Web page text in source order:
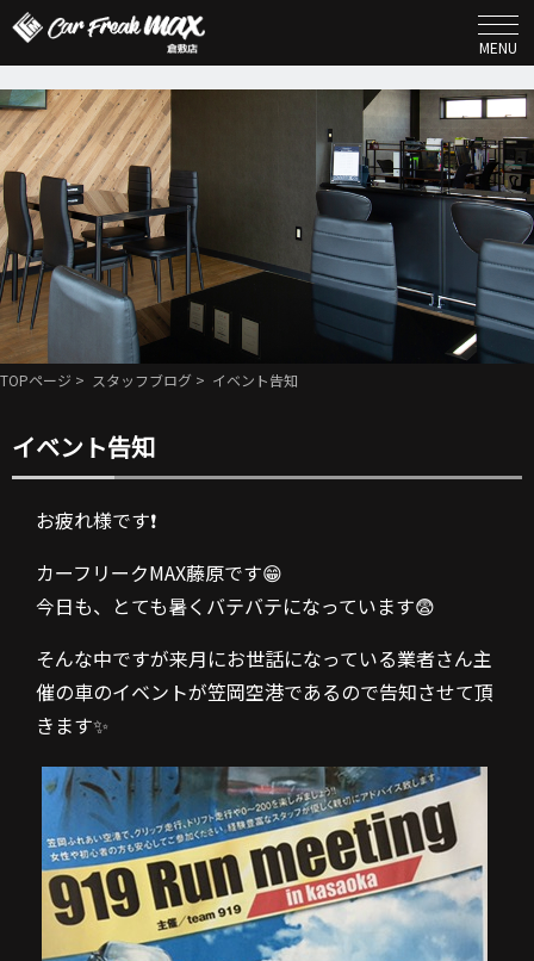
MENU
TOPページ > スタッフブログ > イベント告知
イベント告知
お疲れ様です❗️
カーフリークMAX藤原です😁
今日も、とても暑くバテバテになっています😨
そんな中ですが来月にお世話になっている業者さん主
催の車のイベントが笠岡空港であるので告知させて頂
きます✨